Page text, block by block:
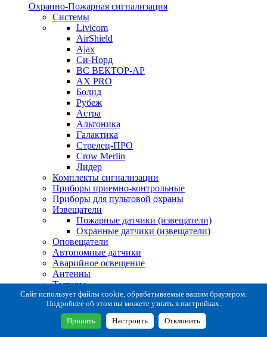
Охранно-Пожарная сигнализация
Системы
Livicom
AirShield
Ajax
Си-Норд
ВС ВЕКТОР-АР
AX PRO
Болид
Рубеж
Астра
Альтоника
Галактика
Стрелец-ПРО
Crow Merlin
Лидер
Комплекты сигнализации
Приборы приемно-контрольные
Приборы для пультовой охраны
Извещатели
Пожарные датчики (извещатели)
Охранные датчики (извещатели)
Оповещатели
Автономные датчики
Аварийное освещение
Антенны
Тестеры
Система сбора извещений
Расходные и монтажные материалы
Коробки коммутационные
Кронштейны для извещателей
Сайт использует файлы cookie, обрабатываемые вашим браузером.
Подробнее об этом вы можете узнать в настройках.
Принять Настроить Отклонить